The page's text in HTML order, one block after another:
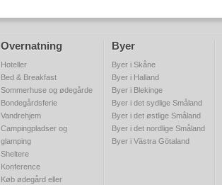
Overnatning
Hoteller
Bed & Breakfast
Sommerhuse og ødegårde
Bondegårdsferie
Vandrehjem
Campingpladser og
glamping
Sheltere
Konference
Køb ødegård eller
Byer
Byer i Skåne
Byer i Halland
Byer i Blekinge
Byer i det sydlige Småland
Byer i det østlige Småland
Byer i det nordlige Småland
Byer i Västra Götaland